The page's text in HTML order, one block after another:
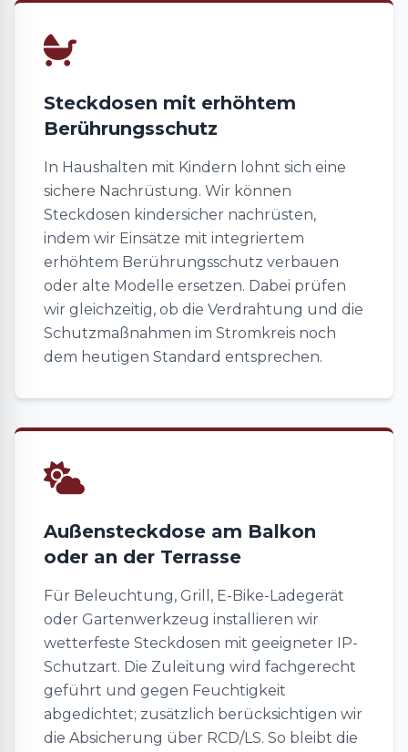
Steckdosen mit erhöhtem
Berührungsschutz
In Haushalten mit Kindern lohnt sich eine
sichere Nachrüstung. Wir können
Steckdosen kindersicher nachrüsten,
indem wir Einsätze mit integriertem
erhöhtem Berührungsschutz verbauen
oder alte Modelle ersetzen. Dabei prüfen
wir gleichzeitig, ob die Verdrahtung und die
Schutzmaßnahmen im Stromkreis noch
dem heutigen Standard entsprechen.
Außensteckdose am Balkon
oder an der Terrasse
Für Beleuchtung, Grill, E-Bike-Ladegerät
oder Gartenwerkzeug installieren wir
wetterfeste Steckdosen mit geeigneter IP-
Schutzart. Die Zuleitung wird fachgerecht
geführt und gegen Feuchtigkeit
abgedichtet; zusätzlich berücksichtigen wir
die Absicherung über RCD/LS. So bleibt die